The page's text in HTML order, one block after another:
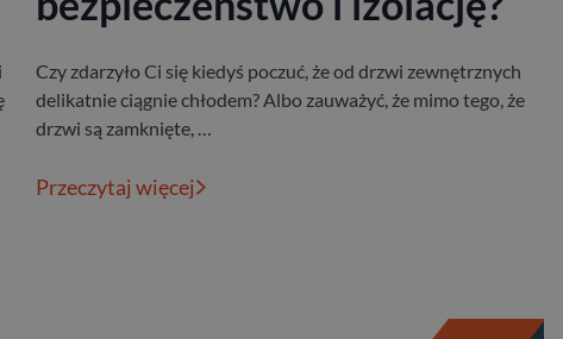
Czy zdarzyło Ci się kiedyś poczuć, że od drzwi zewnętrznych
delikatnie ciągnie chłodem? Albo zauważyć, że mimo tego, że
drzwi są zamknięte, …
Przeczytaj więcej